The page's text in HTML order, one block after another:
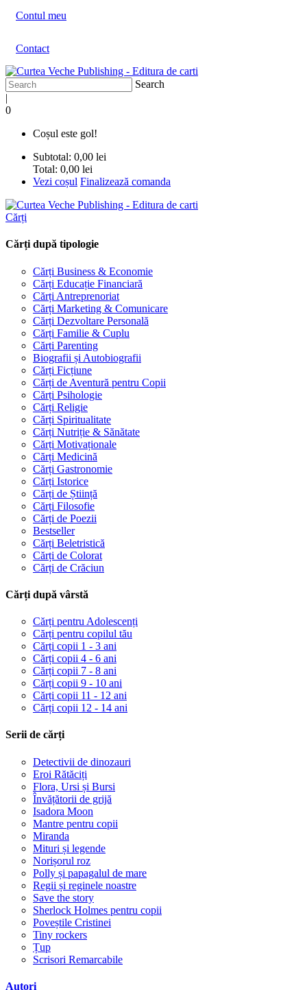
Contul meu
Contact
Search
|
0
Coșul este gol!
Subtotal: 0,00 lei
Total: 0,00 lei
Vezi coșul Finalizează comanda
Cărți
Cărți după tipologie
Cărți Business & Economie
Cărți Educație Financiară
Cărți Antreprenoriat
Cărți Marketing & Comunicare
Cărți Dezvoltare Personală
Cărți Familie & Cuplu
Cărți Parenting
Biografii și Autobiografii
Cărți Ficțiune
Cărți de Aventură pentru Copii
Cărți Psihologie
Cărți Religie
Cărți Spiritualitate
Cărți Nutriție & Sănătate
Cărți Motivaționale
Cărți Medicină
Cărți Gastronomie
Cărți Istorice
Cărți de Știință
Cărți Filosofie
Cărți de Poezii
Bestseller
Cărți Beletristică
Cărți de Colorat
Cărți de Crăciun
Cărți după vârstă
Cărți pentru Adolescenți
Cărți pentru copilul tău
Cărți copii 1 - 3 ani
Cărți copii 4 - 6 ani
Cărți copii 7 - 8 ani
Cărți copii 9 - 10 ani
Cărți copii 11 - 12 ani
Cărți copii 12 - 14 ani
Serii de cărți
Detectivii de dinozauri
Eroi Rătăciți
Flora, Ursi și Bursi
Învățătorii de grijă
Isadora Moon
Mantre pentru copii
Miranda
Mituri și legende
Norișorul roz
Polly și papagalul de mare
Regii și reginele noastre
Save the story
Sherlock Holmes pentru copii
Poveștile Cristinei
Tiny rockers
Țup
Scrisori Remarcabile
Autori